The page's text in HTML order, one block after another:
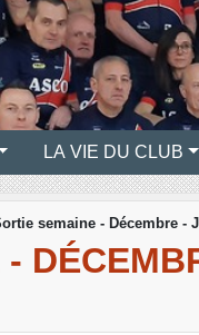
LA VIE DU CLUB
semaine - Décembre -